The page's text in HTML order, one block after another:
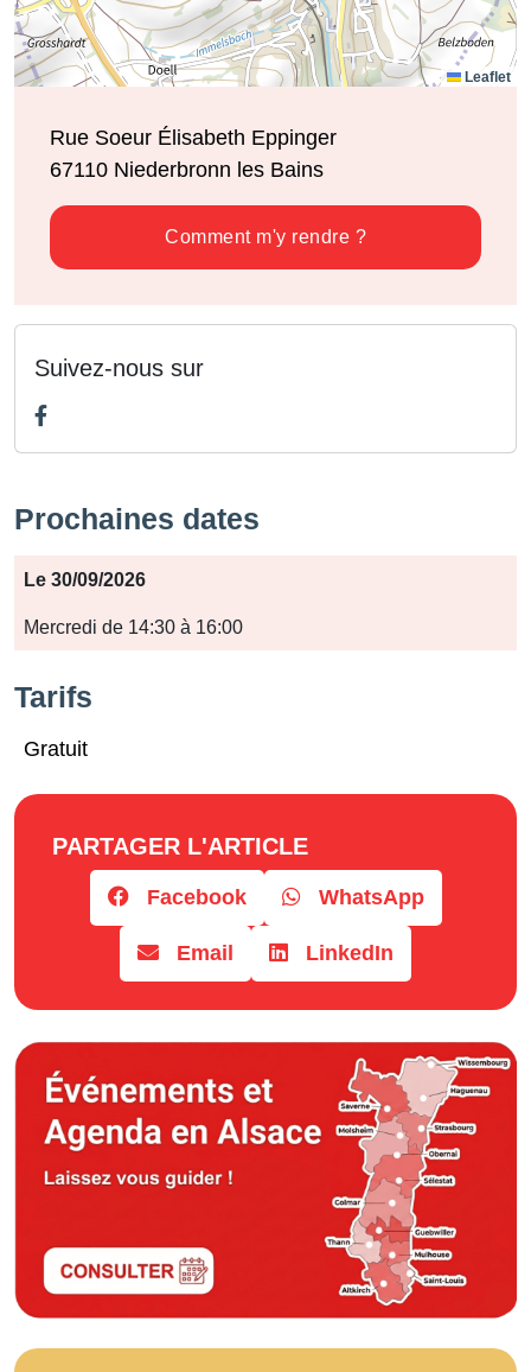
Leaflet
Rue Soeur Élisabeth Eppinger
67110 Niederbronn les Bains
Comment m'y rendre ?
Suivez-nous sur
Prochaines dates
Période
Jours
Le 30/09/2026
Mercredi de 14:30 à 16:00
Tarifs
Gratuit
PARTAGER L'ARTICLE
Facebook WhatsApp
Email LinkedIn